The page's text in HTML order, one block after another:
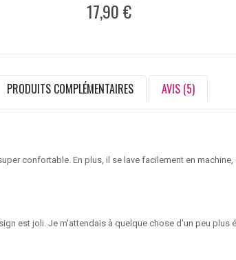
17,90 €
PRODUITS COMPLÉMENTAIRES AVIS (5)
confortable. En plus, il se lave facilement en machine,
est joli. Je m'attendais à quelque chose d'un peu plus